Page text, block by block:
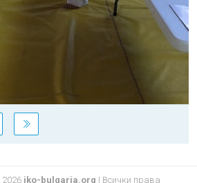
iko-bulgaria.org | Всички права